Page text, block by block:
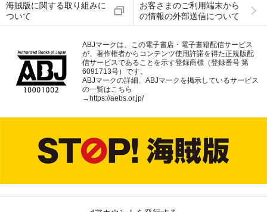
海賊版に関する取り組みに
ついて
お客さまのご利用端末から
の情報の外部送信について
ABJマークは、この電子書店・電子書籍配信サービス
が、著作権者からコンテンツ使用許諾を得た正規版配
信サービスであることを示す登録商標（登録番号 第
6091713号）です。
ABJマークの詳細、ABJマークを掲示しているサービス
の一覧はこちら
→ https://aebs.or.jp/